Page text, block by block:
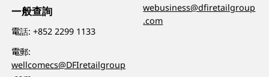
一般查詢
電話:+852 2299 1133
電郵:
wellcomecs@DFIretailgroup
webusiness@dfiretailgroup
.com